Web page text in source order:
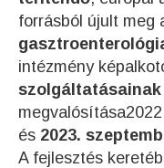
forrásból újult meg
intézmény
szolgáltatásainak
és 2023.
A fejlesztés